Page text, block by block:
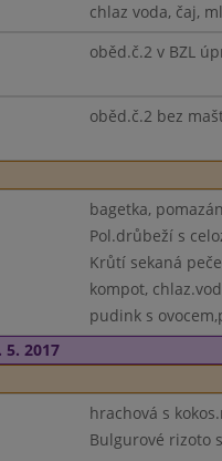
chlaz voda, čaj,
oběd.č.2 v BZL
oběd.č.2 bez
bagetka,
Pol.drůbeží s
Krůtí sekaná
kompot,
pudink s
5. 2017
hrachová s
Bulgurové rizoto